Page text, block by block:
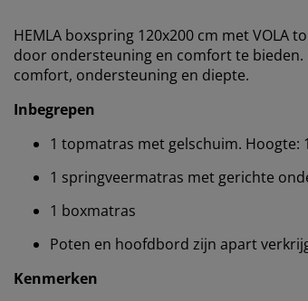
HEMLA boxspring 120x200 cm met
door ondersteuning en comfort te
comfort, ondersteuning en diepte.
Inbegrepen
1 topmatras met gelschuim. Hoogte:
1 springveermatras met gerichte
1 boxmatras
Poten en hoofdbord zijn apart
Kenmerken